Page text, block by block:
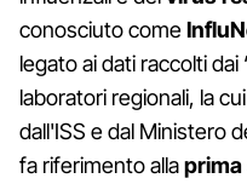
conosciuto come
legato ai dati raccolti
laboratori regionali, la
dall'ISS e dal Ministero
fa riferimento alla